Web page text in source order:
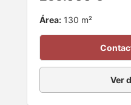
Área: 130 m²
Ver